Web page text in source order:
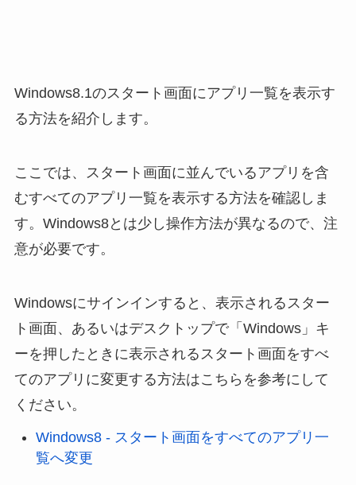
Windows8.1のスタート画面にアプリ一覧を表示す
る方法を紹介します。
ここでは、スタート画面に並んでいるアプリを含
むすべてのアプリ一覧を表示する方法を確認しま
す。Windows8とは少し操作方法が異なるので、注
意が必要です。
Windowsにサインインすると、表示されるスター
ト画面、あるいはデスクトップで「Windows」キ
ーを押したときに表示されるスタート画面をすべ
てのアプリに変更する方法はこちらを参考にして
ください。
Windows8 - スタート画面をすべてのアプリ一
覧へ変更